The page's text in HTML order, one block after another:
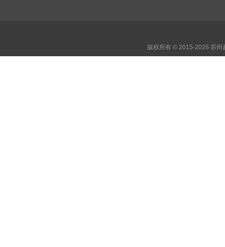
版权所有 © 2015-2026 苏州